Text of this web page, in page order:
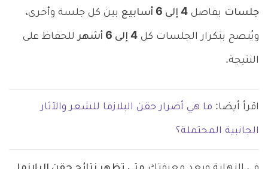
جلسات بفاصل 4 إلى 6 أسابيع بين كل جلسة وأخرى،
ويُنصح بتكرار الجلسات كل 4 إلى 6 أشهر للحفاظ على
النتيجة.
اقرأ أيضا: ما هي أضرار حقن البلازما للشعر والآثار
الجانبية المحتملة؟